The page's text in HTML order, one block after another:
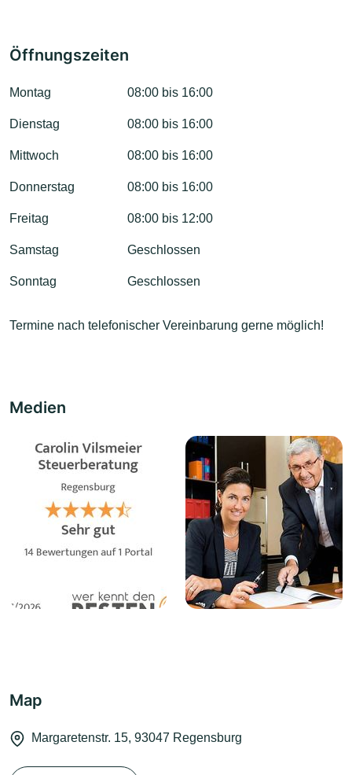
Öffnungszeiten
Montag 08:00 bis 16:00
Dienstag 08:00 bis 16:00
Mittwoch 08:00 bis 16:00
Donnerstag 08:00 bis 16:00
Freitag 08:00 bis 12:00
Samstag Geschlossen
Sonntag Geschlossen
Termine nach telefonischer Vereinbarung gerne möglich!
Medien
Map
Margaretenstr. 15, 93047 Regensburg